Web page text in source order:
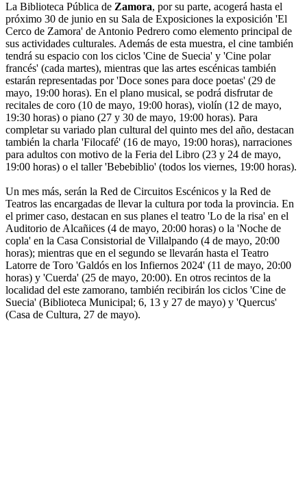
La Biblioteca Pública de Zamora, por su parte, acogerá hasta el
próximo 30 de junio en su Sala de Exposiciones la exposición 'El
Cerco de Zamora' de Antonio Pedrero como elemento principal de
sus actividades culturales. Además de esta muestra, el cine también
tendrá su espacio con los ciclos 'Cine de Suecia' y 'Cine polar
francés' (cada martes), mientras que las artes escénicas también
estarán representadas por 'Doce sones para doce poetas' (29 de
mayo, 19:00 horas). En el plano musical, se podrá disfrutar de
recitales de coro (10 de mayo, 19:00 horas), violín (12 de mayo,
19:30 horas) o piano (27 y 30 de mayo, 19:00 horas). Para
completar su variado plan cultural del quinto mes del año, destacan
también la charla 'Filocafé' (16 de mayo, 19:00 horas), narraciones
para adultos con motivo de la Feria del Libro (23 y 24 de mayo,
19:00 horas) o el taller 'Bebebiblio' (todos los viernes, 19:00 horas).
Un mes más, serán la Red de Circuitos Escénicos y la Red de
Teatros las encargadas de llevar la cultura por toda la provincia. En
el primer caso, destacan en sus planes el teatro 'Lo de la risa' en el
Auditorio de Alcañices (4 de mayo, 20:00 horas) o la 'Noche de
copla' en la Casa Consistorial de Villalpando (4 de mayo, 20:00
horas); mientras que en el segundo se llevarán hasta el Teatro
Latorre de Toro 'Galdós en los Infiernos 2024' (11 de mayo, 20:00
horas) y 'Cuerda' (25 de mayo, 20:00). En otros recintos de la
localidad del este zamorano, también recibirán los ciclos 'Cine de
Suecia' (Biblioteca Municipal; 6, 13 y 27 de mayo) y 'Quercus'
(Casa de Cultura, 27 de mayo).